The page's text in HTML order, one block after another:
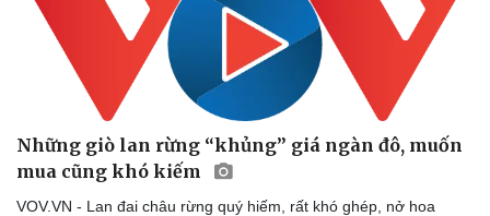
Những giò lan rừng “khủng” giá ngàn đô, muốn
mua cũng khó kiếm
VOV.VN - Lan đai châu rừng quý hiếm, rất khó ghép, nở hoa